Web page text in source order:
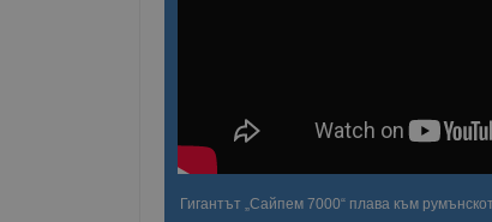
Гигантът „Сайпем 7000“ плава към